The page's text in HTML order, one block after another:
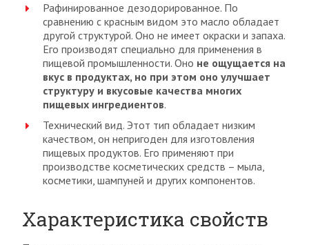
Рафинированное дезодорированное. По
сравнению с красным видом это масло обладает
другой структурой. Оно не имеет окраски и запаха.
Его производят специально для применения в
пищевой промышленности. Оно не ощущается на
вкус в продуктах, но при этом оно улучшает
структуру и вкусовые качества многих
пищевых ингредиентов.
Технический вид. Этот тип обладает низким
качеством, он непригоден для изготовления
пищевых продуктов. Его применяют при
производстве косметических средств – мыла,
косметики, шампуней и других компонентов.
Характеристика свойств